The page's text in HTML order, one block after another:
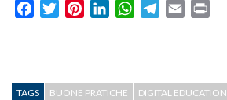
FacebookTwitterPinterestLinkedInWhatsAppTelegram
Email
TAGS BUONE PRATICHE DIGITAL EDUCATION